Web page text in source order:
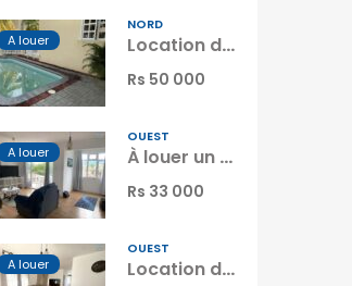
A louer
NORD
Location d’une charmante villa dans une résidence sécurisée avec piscine à Péreybère Maurice
Rs 50 000
A louer
OUEST
À louer un lumineux appartement avec terrasse et piscine à Flic en Flac Maurice
Rs 33 000
A louer
OUEST
Location d’un appartement neuf avec piscine dans le quartier prisé de Green Creek à Flic en Flac Maurice